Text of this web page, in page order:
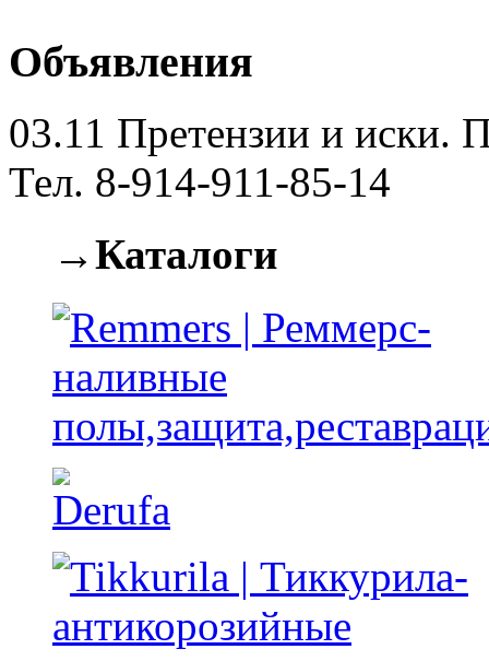
Объявления
03.11 Претензии и иски.
Тел. 8-914-911-85-14
→Каталоги